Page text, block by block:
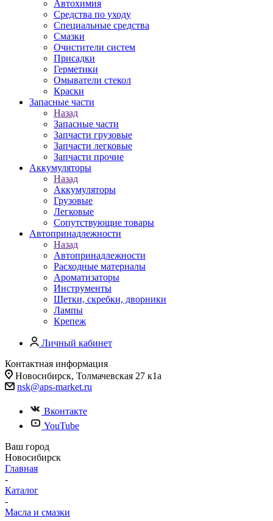
Автохимия
Средства по уходу
Специальные средства
Смазки
Очистители систем
Присадки
Герметики
Омыватели стекол
Краски
Запасные части
Назад
Запасные части
Запчасти грузовые
Запчасти легковые
Запчасти прочие
Аккумуляторы
Назад
Аккумуляторы
Грузовые
Легковые
Сопутствующие товары
Автопринадлежности
Назад
Автопринадлежности
Расходные материалы
Ароматизаторы
Инструменты
Щетки, скребки, дворники
Лампы
Крепеж
Личный кабинет
Контактная информация
Новосибирск, Толмачевская 27 к1а
nsk@aps-market.ru
Вконтакте
YouTube
Ваш город
Новосибирск
Главная
-
Каталог
-
Масла и смазки